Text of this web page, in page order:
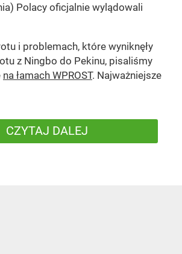
Polacy oficjalnie wylądowali
i problemach, które wyniknęły
z Ningbo do Pekinu, pisaliśmy
na łamach WPROST. Najważniejsze
CZYTAJ DALEJ